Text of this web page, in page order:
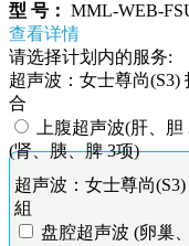
型 号： MML-WEB-
查看详情
请选择计划内的服务:
超声波：女士尊尚(S3)
合
上腹超声波(肝、胆
(肾、胰、脾 3项)
超声波：女士尊尚(S3)
組
盘腔超声波 (卵巢